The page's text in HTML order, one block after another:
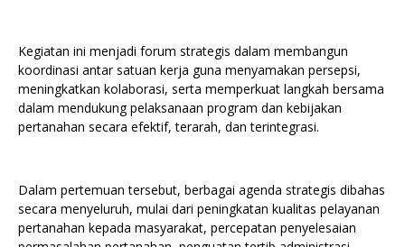
Kegiatan ini menjadi forum strategis dalam membangun
koordinasi antar satuan kerja guna menyamakan persepsi,
meningkatkan kolaborasi, serta memperkuat langkah bersama
dalam mendukung pelaksanaan program dan kebijakan
pertanahan secara efektif, terarah, dan terintegrasi.
Dalam pertemuan tersebut, berbagai agenda strategis dibahas
secara menyeluruh, mulai dari peningkatan kualitas pelayanan
pertanahan kepada masyarakat, percepatan penyelesaian